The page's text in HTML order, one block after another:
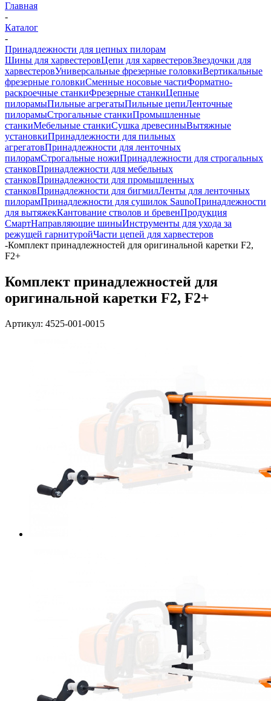
Главная
-
Каталог
-
Принадлежности для цепных пилорам
Шины для харвестеровЦепи для харвестеровЗвездочки для
харвестеровУниверсальные фрезерные головкиВертикальные
фрезерные головкиСменные носовые частиФорматно-
раскроечные станкиФрезерные станкиЦепные
пилорамыПильные агрегатыПильные цепиЛенточные
пилорамыСтрогальные станкиПромышленные
станкиМебельные станкиСушка древесиныВытяжные
установкиПринадлежности для пильных
агрегатовПринадлежности для ленточных
пилорамСтрогальные ножиПринадлежности для строгальных
станковПринадлежности для мебельных
станковПринадлежности для промышленных
станковПринадлежности для бигмилЛенты для ленточных
пилорамПринадлежности для сушилок SaunoПринадлежности
для вытяжекКантование стволов и бревенПродукция
СмартНаправляющие шиныИнструменты для ухода за
режущей гарнитуройЧасти цепей для харвестеров
-Комплект принадлежностей для оригинальной каретки F2,
F2+
Комплект принадлежностей для
оригинальной каретки F2, F2+
Артикул: 4525-001-0015